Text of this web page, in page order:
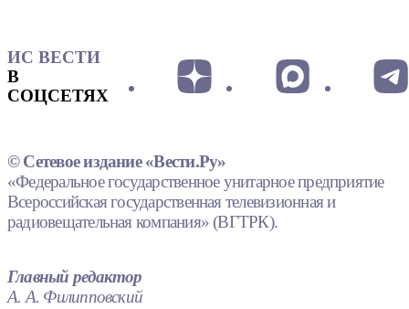
ИС ВЕСТИ
В
СОЦСЕТЯХ
© Сетевое издание «Вести.Ру»
«Федеральное государственное унитарное предприятие
Всероссийская государственная телевизионная и
радиовещательная компания» (ВГТРК).
Главный редактор
А. А. Филипповский